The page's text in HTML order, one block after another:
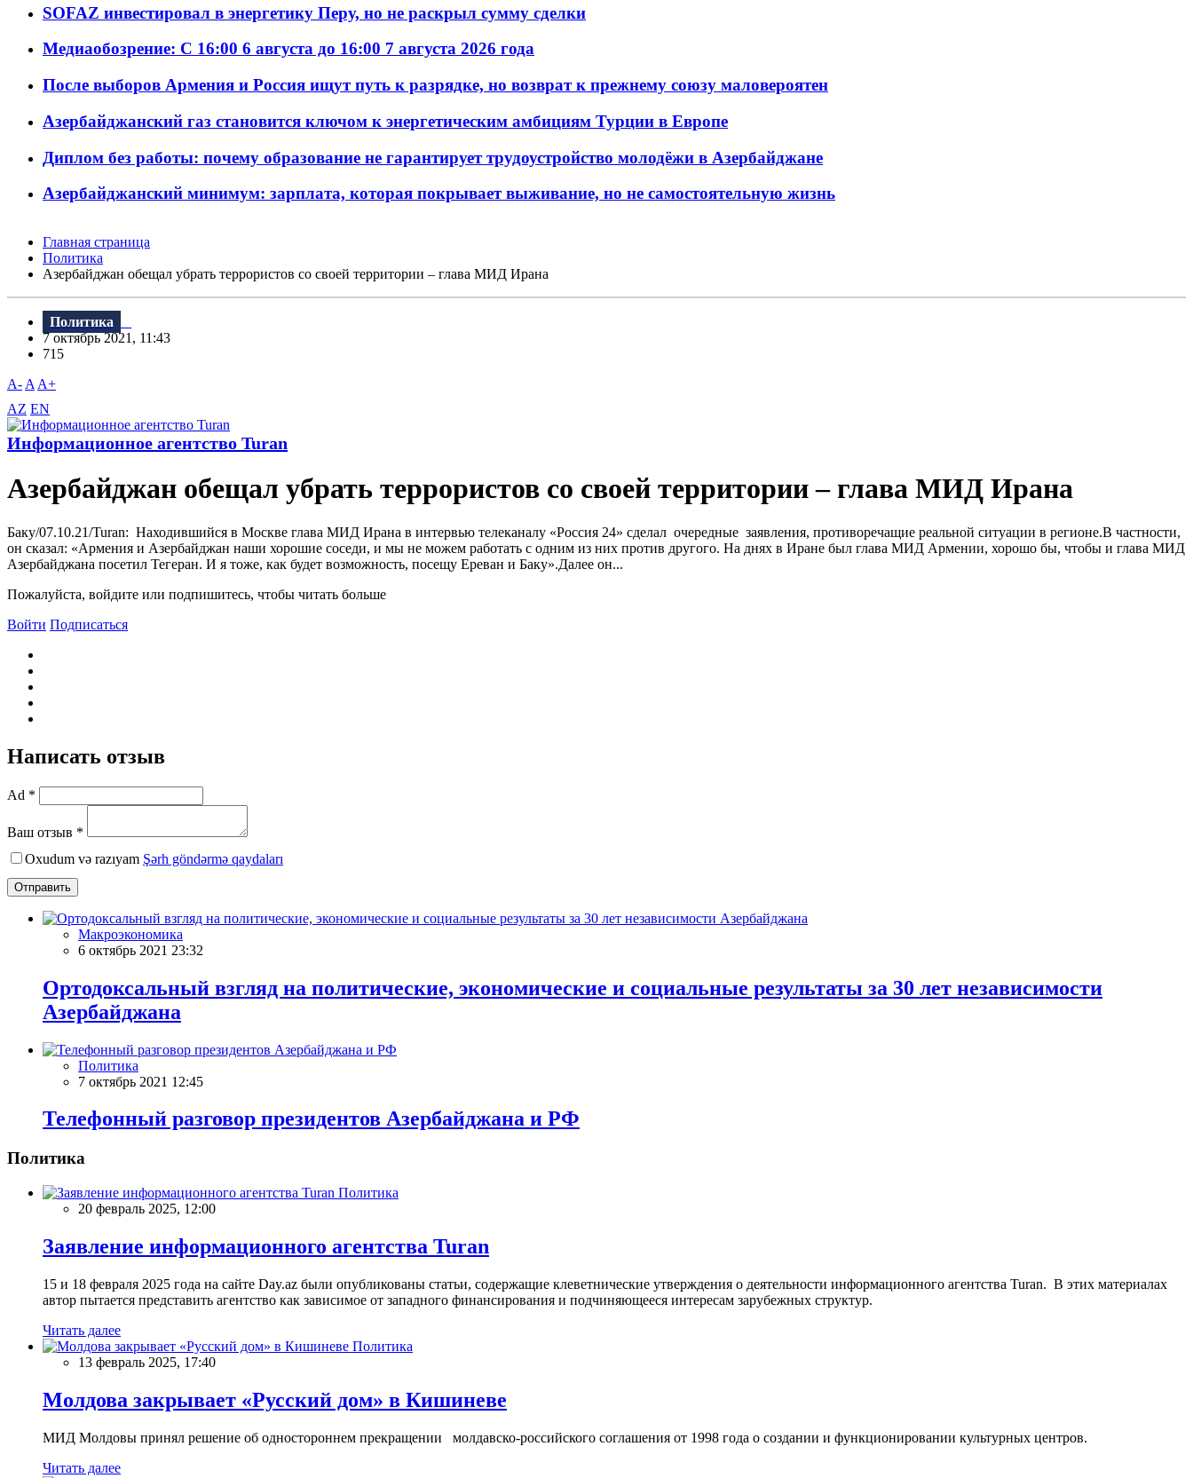
SOFAZ инвестировал в энергетику Перу, но не раскрыл сумму сделки
Медиаобозрение: С 16:00 6 августа до 16:00 7 августа 2026 года
После выборов Армения и Россия ищут путь к разрядке, но возврат к прежнему союзу маловероятен
Азербайджанский газ становится ключом к энергетическим амбициям Турции в Европе
Диплом без работы: почему образование не гарантирует трудоустройство молодёжи в Азербайджане
Азербайджанский минимум: зарплата, которая покрывает выживание, но не самостоятельную жизнь
Главная страница
Политика
Азербайджан обещал убрать террористов со своей территории – глава МИД Ирана
Политика
7 октябрь 2021, 11:43
715
A- A A+
AZ EN
Информационное агентство Turan
Азербайджан обещал убрать террористов со своей территории – глава МИД Ирана
Баку/07.10.21/Turan: Находившийся в Москве глава МИД Ирана в интервью телеканалу «Россия 24» сделал очередные заявления, противоречащие реальной ситуации в регионе.В частности,
он сказал: «Армения и Азербайджан наши хорошие соседи, и мы не можем работать с одним из них против другого. На днях в Иране был глава МИД Армении, хорошо бы, чтобы и глава МИД
Азербайджана посетил Тегеран. И я тоже, как будет возможность, посещу Ереван и Баку».Далее он...
Пожалуйста, войдите или подпишитесь, чтобы читать больше
Войти Подписаться
Написать отзыв
Ad *
Ваш отзыв *
Oxudum və razıyam Şərh göndərmə qaydaları
Отправить
Макроэкономика
6 октябрь 2021 23:32
Ортодоксальный взгляд на политические, экономические и социальные результаты за 30 лет независимости
Азербайджана
Политика
7 октябрь 2021 12:45
Телефонный разговор президентов Азербайджана и РФ
Политика
Политика
20 февраль 2025, 12:00
Заявление информационного агентства Turan
15 и 18 февраля 2025 года на сайте Day.az были опубликованы статьи, содержащие клеветнические утверждения о деятельности информационного агентства Turan. В этих материалах
автор пытается представить агентство как зависимое от западного финансирования и подчиняющееся интересам зарубежных структур.
Читать далее
Политика
13 февраль 2025, 17:40
Молдова закрывает «Русский дом» в Кишиневе
МИД Молдовы принял решение об одностороннем прекращении молдавско-российского соглашения от 1998 года о создании и функционировании культурных центров.
Читать далее